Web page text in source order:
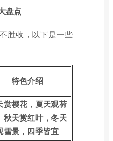
盘点
胜收，以下是一些
特色介绍
赏樱花，夏天观荷
秋天赏红叶，冬天
雪景，四季皆宜